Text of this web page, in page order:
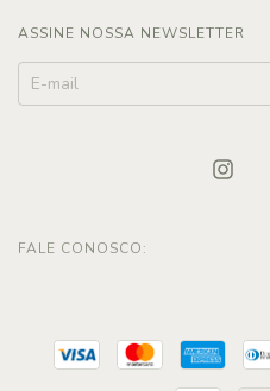
ASSINE NOSSA NEWSLETTER
FALE CONOSCO: